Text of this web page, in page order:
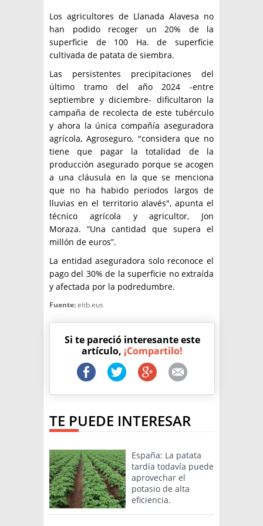
Los agricultores de Llanada Alavesa no
han podido recoger un 20% de la
superficie de 100 Ha. de superficie
cultivada de patata de siembra.
Las persistentes precipitaciones del
último tramo del año 2024 -entre
septiembre y diciembre- dificultaron la
campaña de recolecta de este tubérculo
y ahora la única compañía aseguradora
agrícola, Agroseguro, "considera que no
tiene que pagar la totalidad de la
producción asegurado porque se acogen
a una cláusula en la que se menciona
que no ha habido periodos largos de
lluvias en el territorio alavés", apunta el
técnico agrícola y agricultor, Jon
Moraza. “Una cantidad que supera el
millón de euros”.
La entidad aseguradora solo reconoce el
pago del 30% de la superficie no extraída
y afectada por la podredumbre.
Fuente:eitb.eus
Si te pareció interesante este
artículo, ¡Compartilo!
TE PUEDE INTERESAR
España: La patata
tardía todavía puede
aprovechar el
potasio de alta
eficiencia.